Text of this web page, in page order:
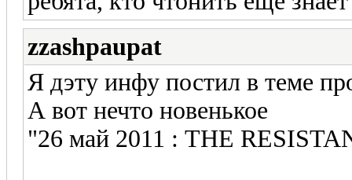
zzashpaupat
Я дэту инфу постил в теме
А вот нечто новенькое
"26 май 2011 : THE